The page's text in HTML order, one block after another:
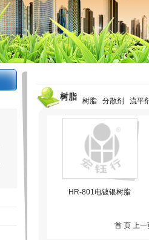
树脂 树脂 分散剂 流平
HR-801电镀银树脂
首 页 上